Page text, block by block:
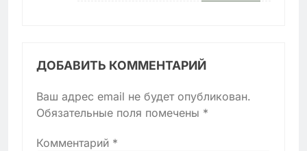
ДОБАВИТЬ КОММЕНТАРИЙ
Ваш адрес email не будет опубликован.
Обязательные поля помечены *
Комментарий *